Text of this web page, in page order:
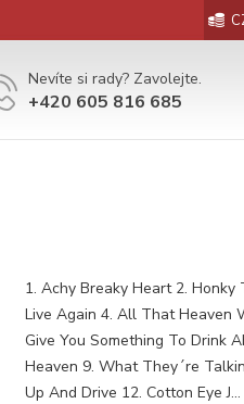
Nevíte si rady? Zavolejte.
+420 605 816 685
1. Achy Breaky Heart 2.
Live Again 4. All That Heaven
Give You Something To Drink
Heaven 9. What They´re
Up And Drive 12. Cotton Eye J...